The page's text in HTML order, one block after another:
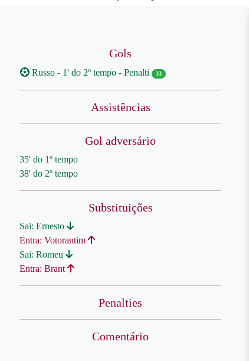
Gols
Russo - 1' do 2º tempo - Penalti 33
Assistências
Gol adversário
35' do 1º tempo
38' do 2º tempo
Substituições
Sai: Ernesto
Entra: Votorantim
Sai: Romeu
Entra: Brant
Penalties
Comentário